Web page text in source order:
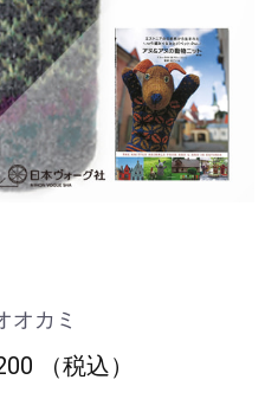
カミ
（税込）